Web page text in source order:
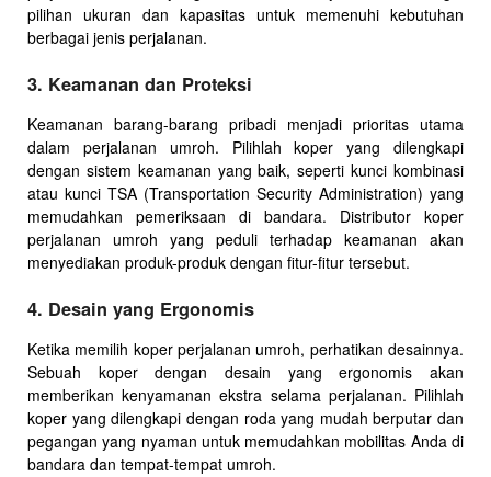
pilihan ukuran dan kapasitas untuk memenuhi kebutuhan
berbagai jenis perjalanan.
3. Keamanan dan Proteksi
Keamanan barang-barang pribadi menjadi prioritas utama
dalam perjalanan umroh. Pilihlah koper yang dilengkapi
dengan sistem keamanan yang baik, seperti kunci kombinasi
atau kunci TSA (Transportation Security Administration) yang
memudahkan pemeriksaan di bandara. Distributor koper
perjalanan umroh yang peduli terhadap keamanan akan
menyediakan produk-produk dengan fitur-fitur tersebut.
4. Desain yang Ergonomis
Ketika memilih koper perjalanan umroh, perhatikan desainnya.
Sebuah koper dengan desain yang ergonomis akan
memberikan kenyamanan ekstra selama perjalanan. Pilihlah
koper yang dilengkapi dengan roda yang mudah berputar dan
pegangan yang nyaman untuk memudahkan mobilitas Anda di
bandara dan tempat-tempat umroh.